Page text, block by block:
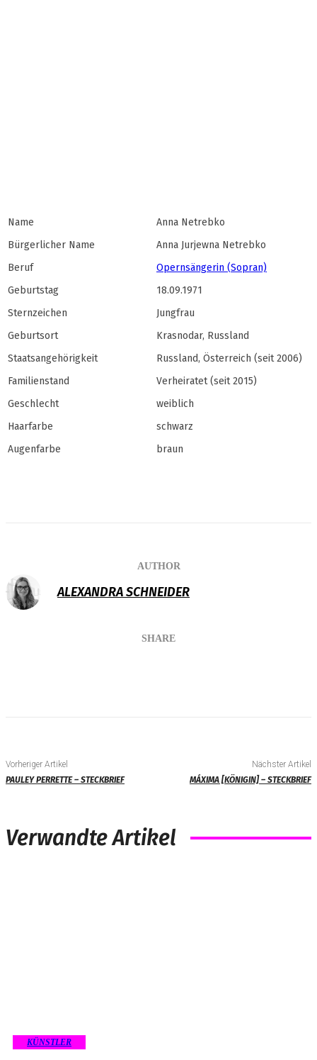
Name
Anna Netrebko
Bürgerlicher Name
Anna Jurjewna Netrebko
Beruf
Opernsängerin (Sopran)
Geburtstag
18.09.1971
Sternzeichen
Jungfrau
Geburtsort
Krasnodar, Russland
Staatsangehörigkeit
Russland, Österreich (seit 2006)
Familienstand
Verheiratet (seit 2015)
Geschlecht
weiblich
Haarfarbe
schwarz
Augenfarbe
braun
AUTHOR
ALEXANDRA SCHNEIDER
SHARE
Vorheriger Artikel
PAULEY PERRETTE – STECKBRIEF
Nächster Artikel
MÁXIMA [KÖNIGIN] – STECKBRIEF
Verwandte Artikel
KÜNSTLER